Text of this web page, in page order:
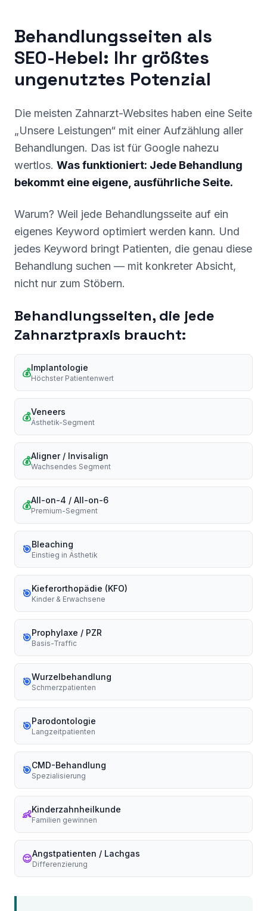
Behandlungsseiten als
SEO-Hebel: Ihr größtes
ungenutztes Potenzial
Die meisten Zahnarzt-Websites haben eine Seite
„Unsere Leistungen“ mit einer Aufzählung aller
Behandlungen. Das ist für Google nahezu
wertlos. Was funktioniert: Jede Behandlung
bekommt eine eigene, ausführliche Seite.
Warum? Weil jede Behandlungsseite auf ein
eigenes Keyword optimiert werden kann. Und
jedes Keyword bringt Patienten, die genau diese
Behandlung suchen — mit konkreter Absicht,
nicht nur zum Stöbern.
Behandlungsseiten, die jede
Zahnarztpraxis braucht:
💰Implantologie
Höchster Patientenwert
💰Veneers
Ästhetik-Segment
💰Aligner / Invisalign
Wachsendes Segment
💰All-on-4 / All-on-6
Premium-Segment
🎯Bleaching
Einstieg in Ästhetik
🎯Kieferorthopädie (KFO)
Kinder & Erwachsene
🎯Prophylaxe / PZR
Basis-Traffic
🎯Wurzelbehandlung
Schmerzpatienten
🎯Parodontologie
Langzeitpatienten
🎯CMD-Behandlung
Spezialisierung
👶Kinderzahnheilkunde
Familien gewinnen
😌Angstpatienten / Lachgas
Differenzierung